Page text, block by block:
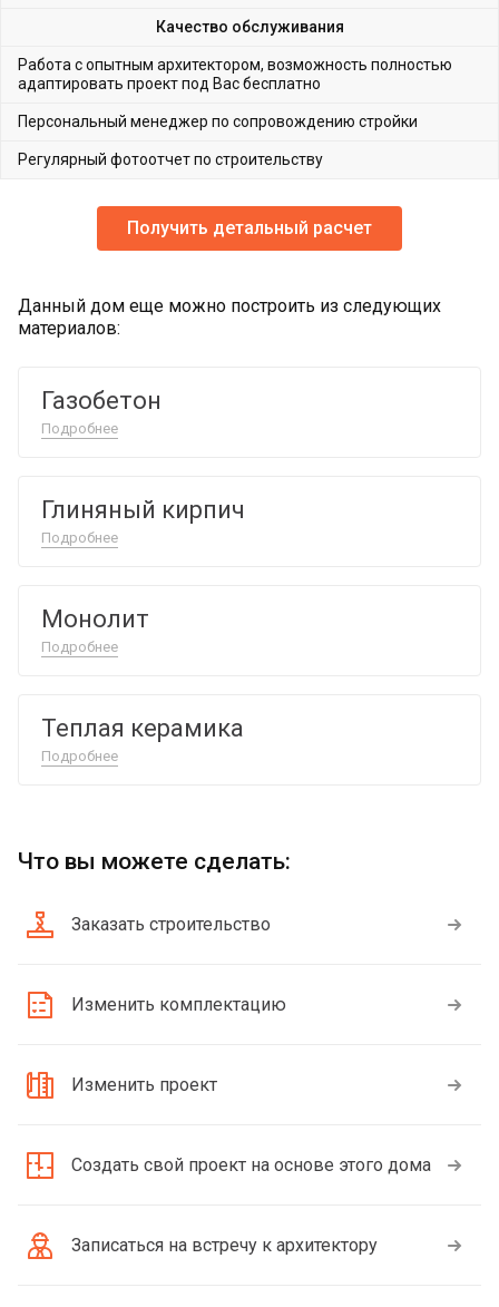
Качество обслуживания
Работа с опытным архитектором, возможность полностью
адаптировать проект под Вас бесплатно
Персональный менеджер по сопровождению стройки
Регулярный фотоотчет по строительству
Получить детальный расчет
Данный дом еще можно построить из следующих
материалов:
Газобетон
Подробнее
Глиняный кирпич
Подробнее
Монолит
Подробнее
Теплая керамика
Подробнее
Что вы можете сделать:
Заказать строительство
Изменить комплектацию
Изменить проект
Создать свой проект на основе этого дома
Записаться на встречу к архитектору